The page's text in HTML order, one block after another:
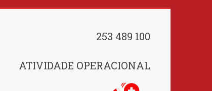
253 489 100
ATIVIDADE OPERACIONAL